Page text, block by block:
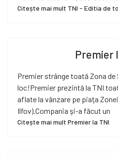
Citește mai mult TNI - Editia de
Premier
Premier strânge toată Zona de
loc!Premier prezintă la TNI
aflate la vânzare pe piaţa
Ilfov).Compania şi-a făcut un
Citește mai mult Premier la TNI